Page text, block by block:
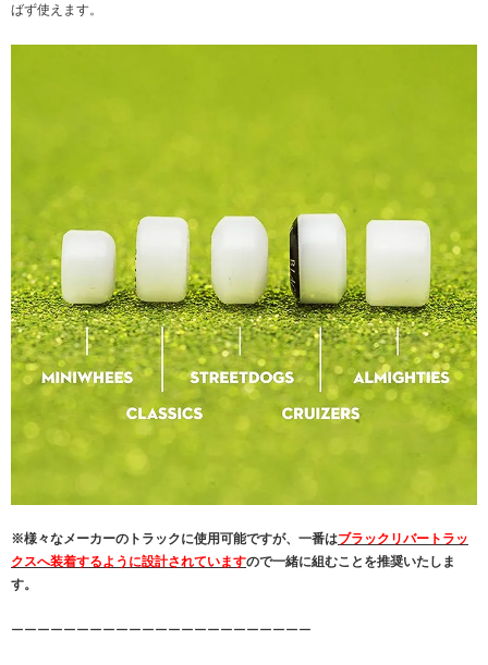
ばず使えます。
※様々なメーカーのトラックに使用可能ですが、一番はブラックリバートラッ
クスへ装着するように設計されていますので一緒に組むことを推奨いたしま
す。
ーーーーーーーーーーーーーーーーーーーーーーー